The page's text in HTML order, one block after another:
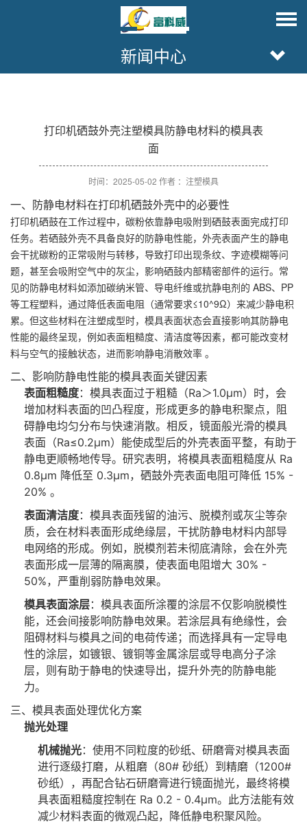
新闻中心
打印机硒鼓外壳注塑模具防静电材料的模具表
面
时间：2025-05-02 作者 ：注塑模具
一、防静电材料在打印机硒鼓外壳中的必要性
打印机硒鼓在工作过程中，碳粉依靠静电吸附到硒鼓表面完成打印
任务。若硒鼓外壳不具备良好的防静电性能，外壳表面产生的静电
会干扰碳粉的正常吸附与转移，导致打印出现条纹、字迹模糊等问
题，甚至会吸附空气中的灰尘，影响硒鼓内部精密部件的运行。常
见的防静电材料如添加碳纳米管、导电纤维或抗静电剂的 ABS、PP
等工程塑料，通过降低表面电阻（通常要求≤10^9Ω）来减少静电积
累。但这些材料在注塑成型时，模具表面状态会直接影响其防静电
性能的最终呈现，例如表面粗糙度、清洁度等因素，都可能改变材
料与空气的接触状态，进而影响静电消散效率 。
二、影响防静电性能的模具表面关键因素
表面粗糙度：模具表面过于粗糙（Ra＞1.0μm）时，会
增加材料表面的凹凸程度，形成更多的静电积聚点，阻
碍静电均匀分布与快速消散。相反，镜面般光滑的模具
表面（Ra≤0.2μm）能使成型后的外壳表面平整，有助于
静电更顺畅地传导。研究表明，将模具表面粗糙度从 Ra
0.8μm 降低至 0.3μm，硒鼓外壳表面电阻可降低 15% -
20% 。
表面清洁度：模具表面残留的油污、脱模剂或灰尘等杂
质，会在材料表面形成绝缘层，干扰防静电材料内部导
电网络的形成。例如，脱模剂若未彻底清除，会在外壳
表面形成一层薄的隔离膜，使表面电阻增大 30% -
50%，严重削弱防静电效果。
模具表面涂层：模具表面所涂覆的涂层不仅影响脱模性
能，还会间接影响防静电效果。若涂层具有绝缘性，会
阻碍材料与模具之间的电荷传递；而选择具有一定导电
性的涂层，如镀银、镀铜等金属涂层或导电高分子涂
层，则有助于静电的快速导出，提升外壳的防静电能
力。
三、模具表面处理优化方案
抛光处理
机械抛光：使用不同粒度的砂纸、研磨膏对模具表面
进行逐级打磨，从粗磨（80# 砂纸）到精磨（1200#
砂纸），再配合钻石研磨膏进行镜面抛光，最终将模
具表面粗糙度控制在 Ra 0.2 - 0.4μm。此方法能有效
减少材料表面的微观凸起，降低静电积聚风险。